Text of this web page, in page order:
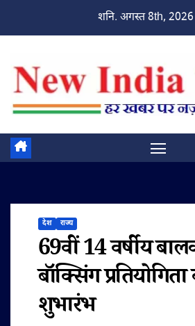
शनि. अगस्त 8th, 2026
देश राज्य
69वीं 14 वर्षीय
बॉक्सिंग
शुभारंभ